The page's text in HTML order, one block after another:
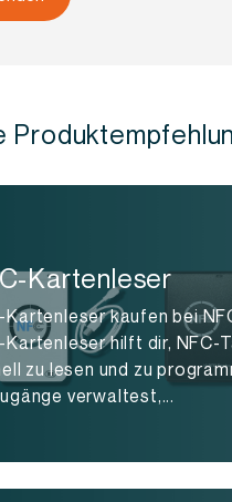
Kartenleser
Kartenleser kaufen bei
Kartenleser hilft dir, NFC-
zu lesen und zu
verwaltest,...